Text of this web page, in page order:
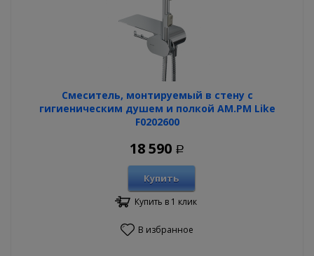
Смеситель, монтируемый в стену с
гигиеническим душем и полкой AM.PM Like
F0202600
18 590 Р
Купить
Купить в 1 клик
В избранное